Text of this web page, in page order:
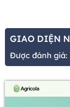
GIAO DIỆN
Được đánh giá: